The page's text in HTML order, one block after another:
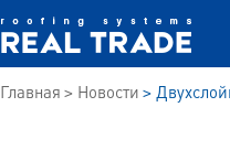
Главная Новости